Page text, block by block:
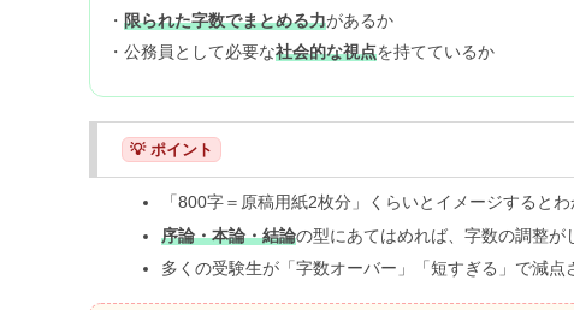
・ 限られた字数でまとめる力があるか
・公務員として必要な社会的な視点を持てているか
💡 ポイント
「800字＝原稿用紙2枚分」くらいとイメージすると
序論・本論・結論の型にあてはめれば、字数の調整が
多くの受験生が「字数オーバー」「短すぎる」で減点